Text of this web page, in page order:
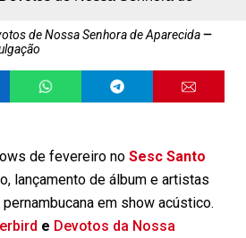
de Nossa Senhora de Aparecida
de fevereiro no Sesc Santo
lançamento de álbum e artistas
em show acústico.
e Devotos da Nossa